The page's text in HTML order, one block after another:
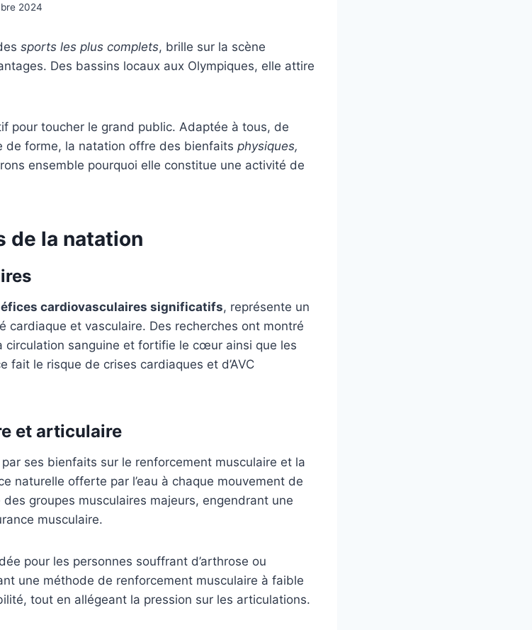
2024
sports les plus complets, brille sur la scène
Des bassins locaux aux Olympiques, elle attire
pour toucher le grand public. Adaptée à tous, de
de forme, la natation offre des bienfaits physiques,
ensemble pourquoi elle constitue une activité de
de la natation
cardiovasculaires significatifs, représente un
cardiaque et vasculaire. Des recherches ont montré
circulation sanguine et fortifie le cœur ainsi que les
fait le risque de crises cardiaques et d’AVC
et articulaire
ses bienfaits sur le renforcement musculaire et la
naturelle offerte par l’eau à chaque mouvement de
groupes musculaires majeurs, engendrant une
musculaire.
pour les personnes souffrant d’arthrose ou
une méthode de renforcement musculaire à faible
tout en allégeant la pression sur les articulations.